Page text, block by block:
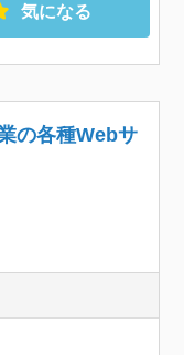
気になる
の各種Webサ